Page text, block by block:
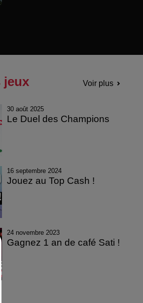
jeux Voir plus
30 août 2025
Le Duel des Champions
16 septembre 2024
Jouez au Top Cash !
24 novembre 2023
Gagnez 1 an de café Sati !